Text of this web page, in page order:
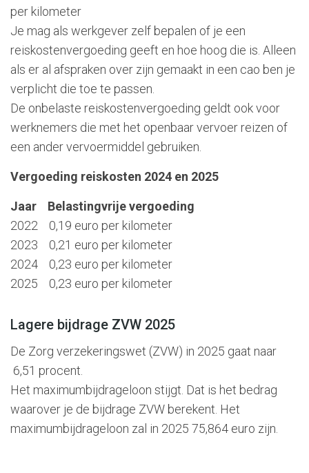
per kilometer
Je mag als werkgever zelf bepalen of je een
reiskostenvergoeding geeft en hoe hoog die is. Alleen
als er al afspraken over zijn gemaakt in een cao ben je
verplicht die toe te passen.
De onbelaste reiskostenvergoeding geldt ook voor
werknemers die met het openbaar vervoer reizen of
een ander vervoermiddel gebruiken.
Vergoeding reiskosten 2024 en 2025
Jaar Belastingvrije vergoeding
2022 0,19 euro per kilometer
2023 0,21 euro per kilometer
2024 0,23 euro per kilometer
2025 0,23 euro per kilometer
Lagere bijdrage ZVW 2025
De Zorg verzekeringswet (ZVW) in 2025 gaat naar
6,51 procent.
Het maximumbijdrageloon stijgt. Dat is het bedrag
waarover je de bijdrage ZVW berekent. Het
maximumbijdrageloon zal in 2025 75,864 euro zijn.